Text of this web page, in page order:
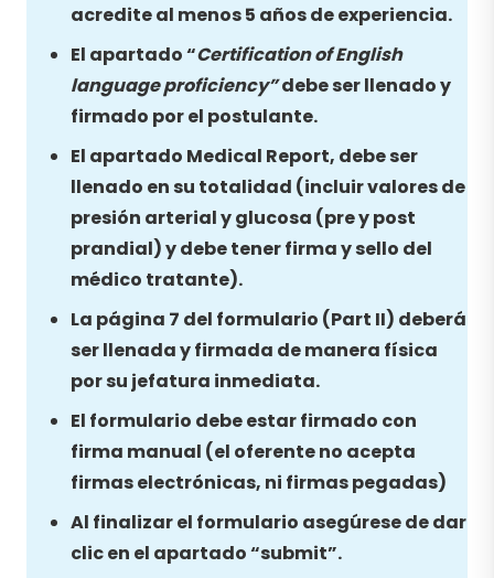
acredite al menos 5 años de experiencia.
El apartado “Certification of English
language proficiency”debe ser llenado y
firmado por el postulante.
El apartado Medical Report, debe ser
llenado en su totalidad (incluir valores de
presión arterial y glucosa (pre y post
prandial) y debe tener firma y sello del
médico tratante).
La página 7 del formulario (Part II) deberá
ser llenada y firmada de manera física
por su jefatura inmediata.
El formulario debe estar firmado con
firma manual (el oferente no acepta
firmas electrónicas, ni firmas pegadas)
Al finalizar el formulario asegúrese de dar
clic en el apartado “submit”.